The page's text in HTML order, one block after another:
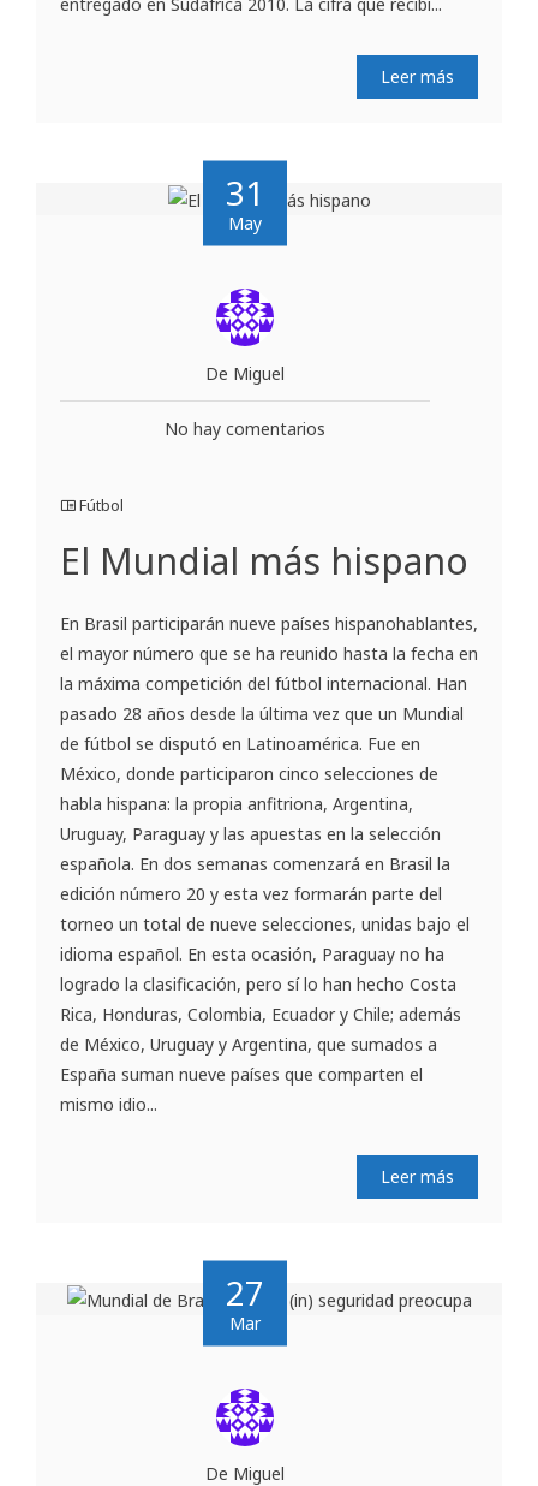
entregado en Sudáfrica 2010. La cifra que recibi...
Leer más
31
May
De Miguel
No hay comentarios
Fútbol
El Mundial más hispano
En Brasil participarán nueve países hispanohablantes,
el mayor número que se ha reunido hasta la fecha en
la máxima competición del fútbol internacional. Han
pasado 28 años desde la última vez que un Mundial
de fútbol se disputó en Latinoamérica. Fue en
México, donde participaron cinco selecciones de
habla hispana: la propia anfitriona, Argentina,
Uruguay, Paraguay y las apuestas en la selección
española. En dos semanas comenzará en Brasil la
edición número 20 y esta vez formarán parte del
torneo un total de nueve selecciones, unidas bajo el
idioma español. En esta ocasión, Paraguay no ha
logrado la clasificación, pero sí lo han hecho Costa
Rica, Honduras, Colombia, Ecuador y Chile; además
de México, Uruguay y Argentina, que sumados a
España suman nueve países que comparten el
mismo idio...
Leer más
27
Mar
De Miguel